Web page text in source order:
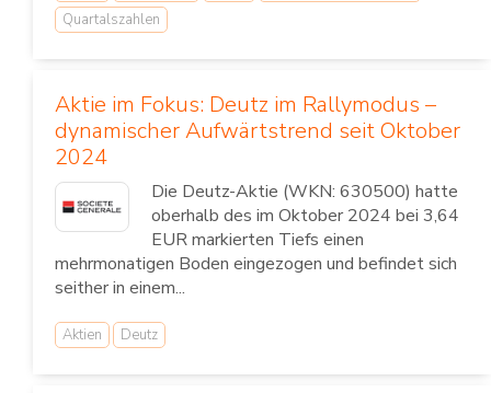
Quartalszahlen
Aktie im Fokus: Deutz im Rallymodus –
dynamischer Aufwärtstrend seit Oktober
2024
Die Deutz-Aktie (WKN: 630500) hatte
oberhalb des im Oktober 2024 bei 3,64
EUR markierten Tiefs einen
mehrmonatigen Boden eingezogen und befindet sich
seither in einem...
Aktien Deutz